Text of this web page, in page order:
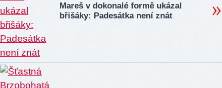
Mareš v dokonalé formě ukázal
břišáky: Padesátka není znát